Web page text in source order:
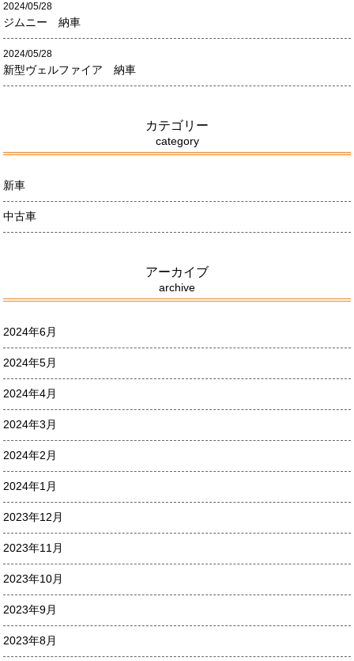
2024/05/28
ジムニー 納車
2024/05/28
新型ヴェルファイア 納車
カテゴリー
category
新車
中古車
アーカイブ
archive
2024年6月
2024年5月
2024年4月
2024年3月
2024年2月
2024年1月
2023年12月
2023年11月
2023年10月
2023年9月
2023年8月